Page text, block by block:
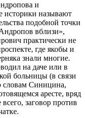
и
историки называют
подобной точки
вблизи»,
практически не
где якобы и
знали многие.
на даче или в
больницы (в связи
словам Синицина,
аресте, вряд
заговор против